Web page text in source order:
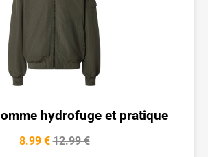
hydrofuge et pratique
8.99 €12.99 €